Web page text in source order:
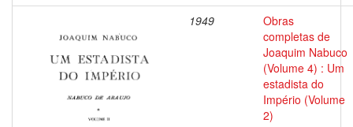
1949
Obras
completas de
Joaquim Nabuco
(Volume 4) : Um
estadista do
Império (Volume
2)